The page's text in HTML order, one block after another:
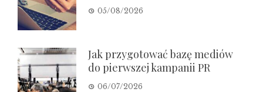
05/08/2026
Jak przygotować bazę mediów
do pierwszej kampanii PR
06/07/2026